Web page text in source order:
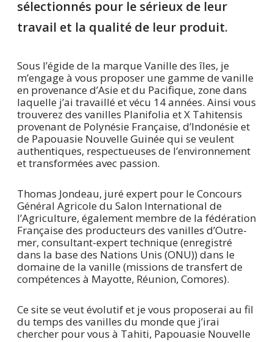
sélectionnés pour le sérieux de leur
travail et la qualité de leur produit.
Sous l’égide de la marque Vanille des îles, je
m’engage à vous proposer une gamme de vanille
en provenance d’Asie et du Pacifique, zone dans
laquelle j’ai travaillé et vécu 14 années. Ainsi vous
trouverez des vanilles Planifolia et X Tahitensis
provenant de Polynésie Française, d’Indonésie et
de Papouasie Nouvelle Guinée qui se veulent
authentiques, respectueuses de l’environnement
et transformées avec passion.
Thomas Jondeau, juré expert pour le Concours
Général Agricole du Salon International de
l’Agriculture, également membre de la fédération
Française des producteurs des vanilles d’Outre-
mer, consultant-expert technique (enregistré
dans la base des Nations Unis (ONU)) dans le
domaine de la vanille (missions de transfert de
compétences à Mayotte, Réunion, Comores).
Ce site se veut évolutif et je vous proposerai au fil
du temps des vanilles du monde que j’irai
chercher pour vous à Tahiti, Papouasie Nouvelle